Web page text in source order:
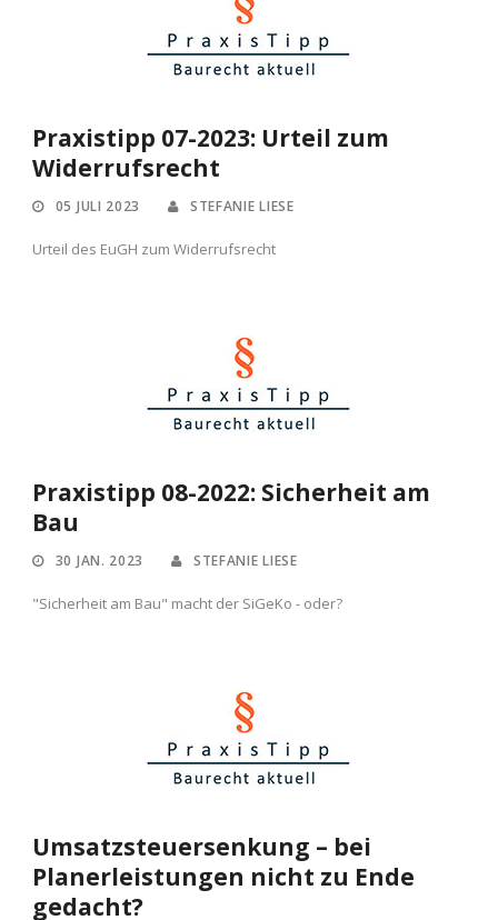
Praxistipp 07-2023: Urteil zum
Widerrufsrecht
05 JULI 2023 STEFANIE LIESE
Urteil des EuGH zum Widerrufsrecht
Praxistipp 08-2022: Sicherheit am
Bau
30 JAN. 2023 STEFANIE LIESE
"Sicherheit am Bau" macht der SiGeKo - oder?
Umsatzsteuersenkung – bei
Planerleistungen nicht zu Ende
gedacht?